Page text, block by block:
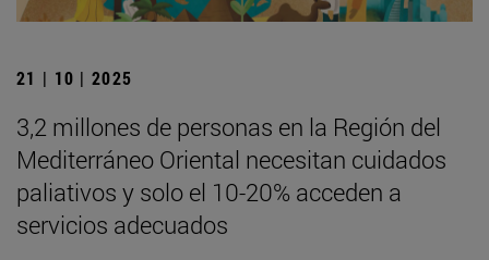
21 | 10 | 2025
3,2 millones de personas en la Región del
Mediterráneo Oriental necesitan cuidados
paliativos y solo el 10-20% acceden a
servicios adecuados